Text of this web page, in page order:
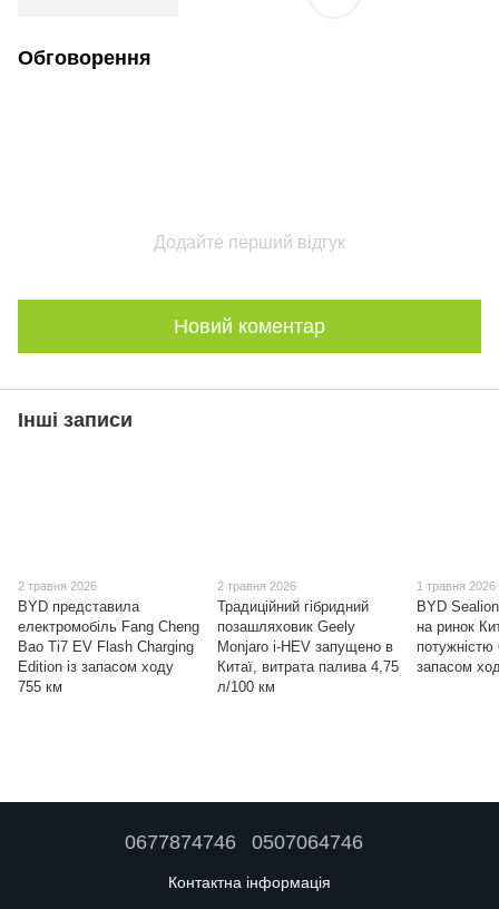
Обговорення
Додайте перший відгук
Новий коментар
Інші записи
2 травня 2026
BYD представила
електромобіль Fang Cheng
Bao Ti7 EV Flash Charging
Edition із запасом ходу
755 км
2 травня 2026
Традиційний гібридний
позашляховик Geely
Monjaro i-HEV запущено в
Китаї, витрата палива 4,75
л/100 км
1 травня 2026
BYD
на ринок
запасом
0677874746 0507064746
Контактна інформація